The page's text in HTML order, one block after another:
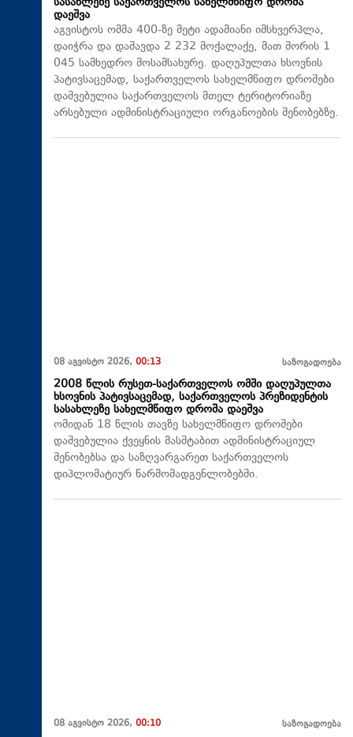
დაეშვა
აგვისტოს ომმა 400-ზე მეტი ადამიანი იმსხვერპლა,
დაიჭრა და დაშავდა 2 232 მოქალაქე, მათ შორის 1
045 სამხედრო მოსამსახურე. დაღუპულთა ხსოვნის
პატივსაცემად, საქართველოს სახელმწიფო დროშები
დაშვებულია საქართველოს მთელ ტერიტორიაზე
არსებული ადმინისტრაციული ორგანოების შენობებზე.
08 აგვისტო 2026, 00:13 საზოგადოება
2008 წლის რუსეთ-საქართველოს ომში დაღუპულთა
ხსოვნის პატივსაცემად, საქართველოს პრეზიდენტის
სასახლეზე სახელმწიფო დროშა დაეშვა
ომიდან 18 წლის თავზე სახელმწიფო დროშები
დაშვებულია ქვეყნის მასშტაბით ადმინისტრაციულ
შენობებსა და საზღვარგარეთ საქართველოს
დიპლომატიურ წარმომადგენლობებში.
08 აგვისტო 2026, 00:10 საზოგადოება